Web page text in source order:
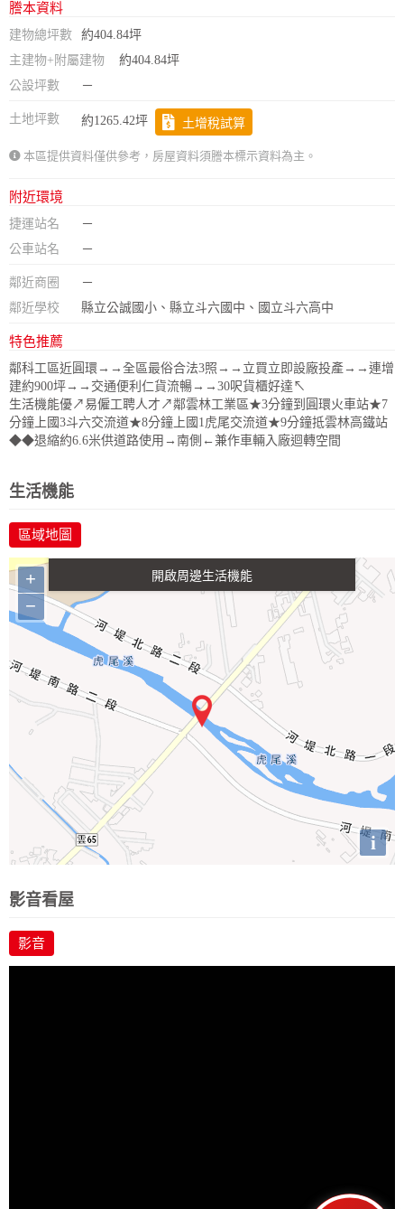
謄本資料
建物總坪數
約404.84坪
主建物+附屬建物
約404.84坪
公設坪數
－
土地坪數 約1265.42坪 土增稅試算
本區提供資料僅供參考，房屋資料須謄本標示資料為主。
附近環境
捷運站名
－
公車站名
－
鄰近商圈
－
鄰近學校
縣立公誠國小、縣立斗六國中、國立斗六高中
特色推薦
鄰科工區近圓環→→全區最俗合法3照→→立買立即設廠投產→→連增
建約900坪→→交通便利仁貨流暢→→30呎貨櫃好達↖
生活機能優↗易僱工聘人才↗鄰雲林工業區★3分鐘到圓環火車站★7
分鐘上國3斗六交流道★8分鐘上國1虎尾交流道★9分鐘抵雲林高鐵站
◆◆退縮約6.6米供道路使用→南側←兼作車輛入廠迴轉空間
生活機能
區域地圖 交通
+
−
i
影音看屋
影音